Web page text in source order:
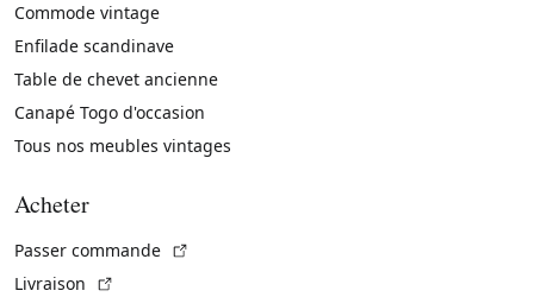
Commode vintage
Enfilade scandinave
Table de chevet ancienne
Canapé Togo d'occasion
Tous nos meubles vintages
Acheter
Passer commande
Livraison